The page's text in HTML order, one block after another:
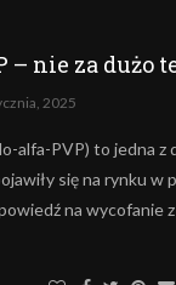
– nie za dużo
2025
alfa-PVP) to jedna z
się na rynku w
na wycofanie